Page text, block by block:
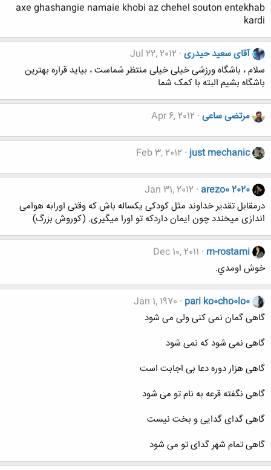
axe ghashangie namaie khobi az chehel souton entekhab
kardi
آقای سعید حیدری Jul 22, 2012
سلام ، باشگاه ورزشی خیلی خیلی منتظر شماست ، بیاید قراره بهترین
باشگاه بشیم البته با کمک شما
مرتضی ساعی Apr 6, 2012
just mechanic
Feb 3, 2012
arezo0 2020
Jan 31, 2012
درمقابل تقدیر خداوند مثل کودکی یکساله باش که وقتی اورابه هوامی
اندازی میخندد چون ایمان داردکه تو اورا میگیری. (کوروش بزرگ)
m-rostami
Dec 10, 2011
خوش اومدي.
pari ko0cho0lo0
Jan 1, 1970
گاهی گمان نمی کنی ولی می شود
گاهی نمی شود که نمی شود
گاهی هزار دوره دعا بی اجابت است
گاهی نگفته قرعه به نام تو می شود
گاهی گدای گدایی و بخت نیست
گاهی تمام شهر گدای تو می شود